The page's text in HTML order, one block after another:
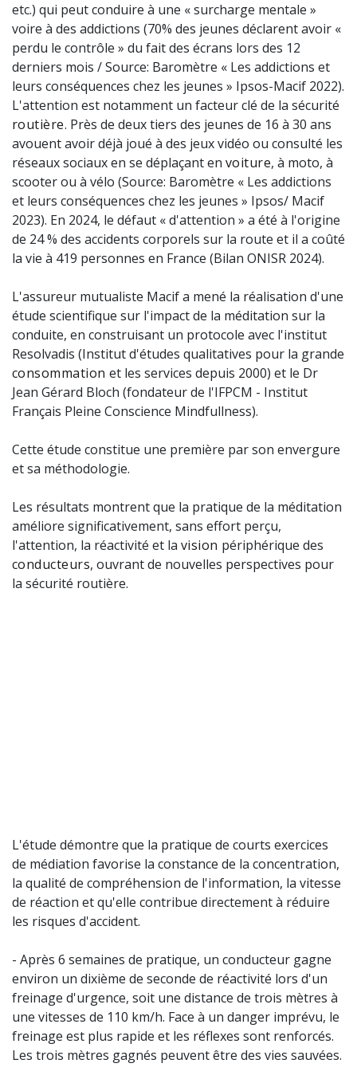
etc.) qui peut conduire à une « surcharge mentale »
voire à des addictions (70% des jeunes déclarent avoir «
perdu le contrôle » du fait des écrans lors des 12
derniers mois / Source: Baromètre « Les addictions et
leurs conséquences chez les jeunes » Ipsos-Macif 2022).
L'attention est notamment un facteur clé de la sécurité
routière. Près de deux tiers des jeunes de 16 à 30 ans
avouent avoir déjà joué à des jeux vidéo ou consulté les
réseaux sociaux en se déplaçant en voiture, à moto, à
scooter ou à vélo (Source: Baromètre « Les addictions
et leurs conséquences chez les jeunes » Ipsos/ Macif
2023). En 2024, le défaut « d'attention » a été à l'origine
de 24 % des accidents corporels sur la route et il a coûté
la vie à 419 personnes en France (Bilan ONISR 2024).
L'assureur mutualiste Macif a mené la réalisation d'une
étude scientifique sur l'impact de la méditation sur la
conduite, en construisant un protocole avec l'institut
Resolvadis (Institut d'études qualitatives pour la grande
consommation et les services depuis 2000) et le Dr
Jean Gérard Bloch (fondateur de l'IFPCM - Institut
Français Pleine Conscience Mindfullness).
Cette étude constitue une première par son envergure
et sa méthodologie.
Les résultats montrent que la pratique de la méditation
améliore significativement, sans effort perçu,
l'attention, la réactivité et la vision périphérique des
conducteurs, ouvrant de nouvelles perspectives pour
la sécurité routière.
L'étude démontre que la pratique de courts exercices
de médiation favorise la constance de la concentration,
la qualité de compréhension de l'information, la vitesse
de réaction et qu'elle contribue directement à réduire
les risques d'accident.
- Après 6 semaines de pratique, un conducteur gagne
environ un dixième de seconde de réactivité lors d'un
freinage d'urgence, soit une distance de trois mètres à
une vitesses de 110 km/h. Face à un danger imprévu, le
freinage est plus rapide et les réflexes sont renforcés.
Les trois mètres gagnés peuvent être des vies sauvées.